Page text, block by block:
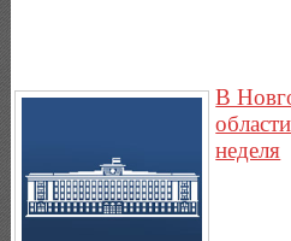
В
неделя